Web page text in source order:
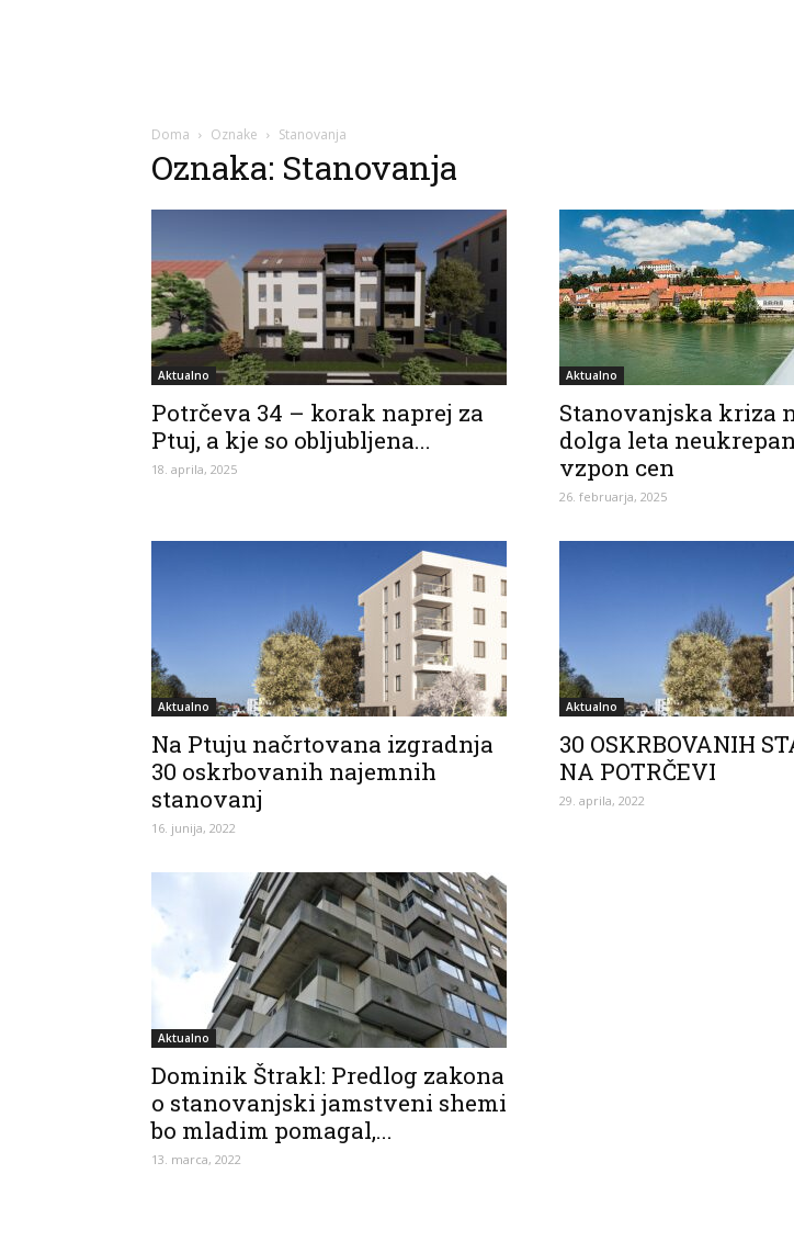
Doma Oznake Stanovanja
Oznaka: Stanovanja
Aktualno
Potrčeva 34 – korak naprej za
Ptuj, a kje so obljubljena...
18. aprila, 2025
Aktualno
Stanovanjska kriza
dolga leta
vzpon cen
26. februarja, 2025
Aktualno
Na Ptuju načrtovana izgradnja
30 oskrbovanih najemnih
stanovanj
16. junija, 2022
Aktualno
30 OSKRBOVANIH
NA POTRČEVI
29. aprila, 2022
Aktualno
Dominik Štrakl: Predlog zakona
o stanovanjski jamstveni shemi
bo mladim pomagal,...
13. marca, 2022